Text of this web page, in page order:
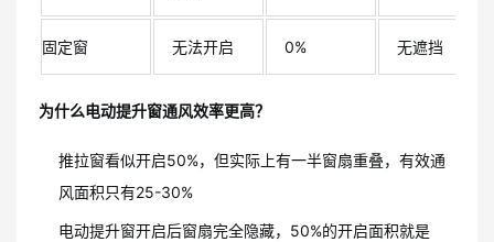
固定窗 无法开启 0% 无遮挡
为什么电动提升窗通风效率更高？
推拉窗看似开启50%，但实际上有一半窗扇重叠，有效通
风面积只有25-30%
电动提升窗开启后窗扇完全隐藏，50%的开启面积就是